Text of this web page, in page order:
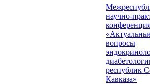
научно-
вопросы
республик
Кавказа»